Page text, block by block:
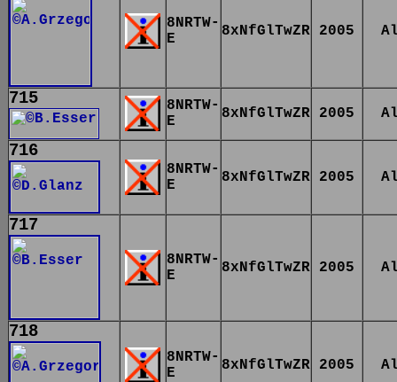
8NRTW-
E
8xNfGlTwZR 2005
715
8NRTW-
E
8xNfGlTwZR 2005
716
8NRTW-
E
8xNfGlTwZR 2005
717
8NRTW-
E
8xNfGlTwZR 2005
718
8NRTW-
E
8xNfGlTwZR 2005